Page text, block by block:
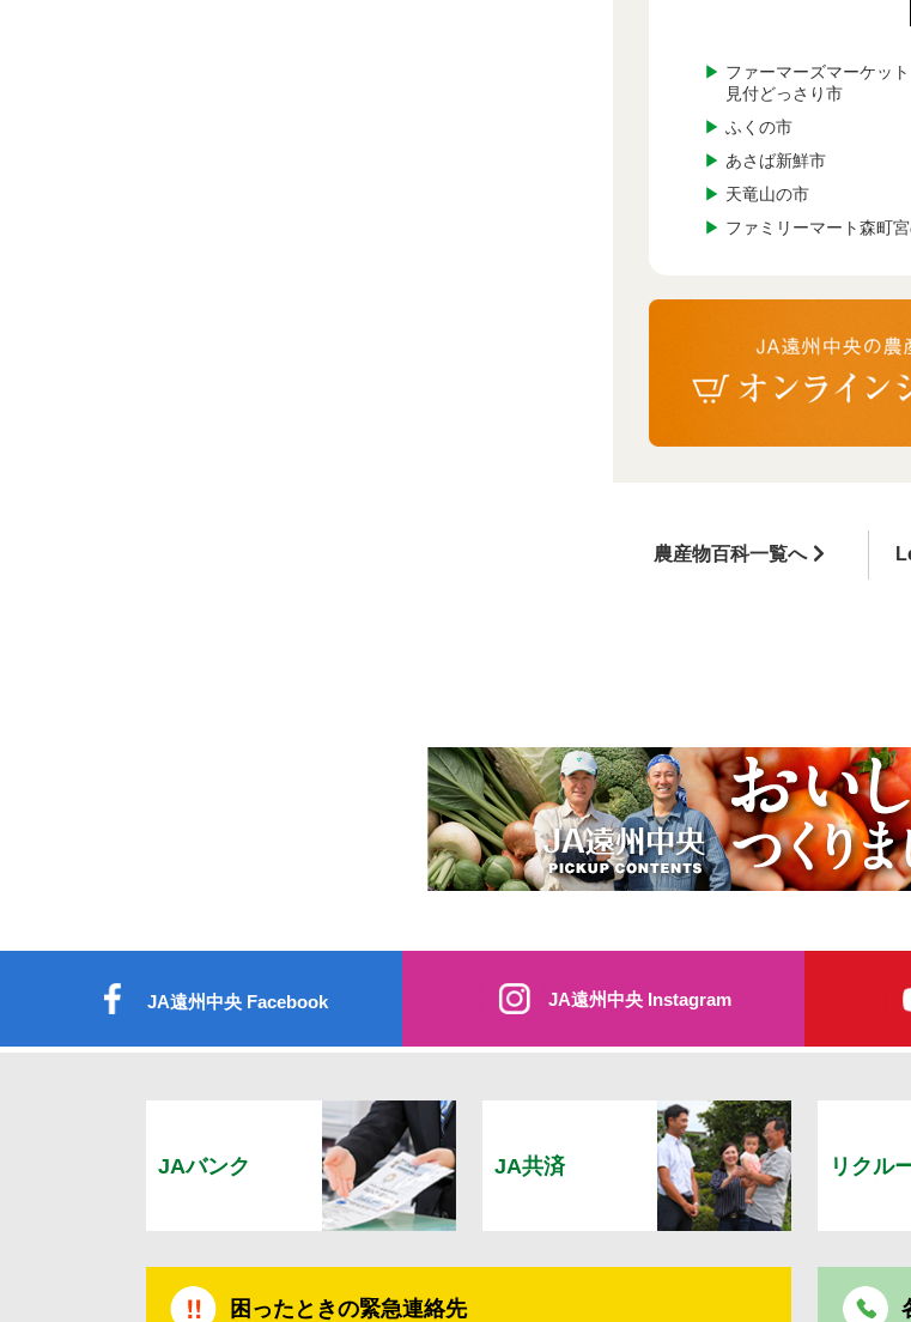
▶ ファーマーズマーケット
見付どっさり市
▶ ふくの市
▶ あさば新鮮市
▶ 天竜山の市
▶ ファミリーマート森町
農産物百科一覧へ
JA遠州中央 Facebook JA遠州中央 Instagram
JAバンク JA共済 リクル
困ったときの緊急連絡先